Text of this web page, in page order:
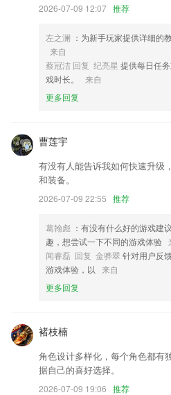
增加所任务送花瓣功能；
新增添加音乐功能
联系我们
以上就是买足球app网址的介绍，如果
2026-07-09 12:07 推荐
左之澜 ：为新手玩家提供详细的
来自
蔡冠洁 回复 纪亮星 提供每日任
戏时长。
来自
更多回复
曹莲宇
有没有人能告诉我如何快速升级
和装备。
2026-07-09 22:55 推荐
葛翰彪 ：有没有什么好的游戏建
趣，想尝试一下不同的游戏体验
闻睿磊 回复 金骅翠 针对用户反
游戏体验，以
来自
更多回复
褚枝楠
角色设计多样化，每个角色都有
据自己的喜好选择。
2026-07-09 19:06 推荐